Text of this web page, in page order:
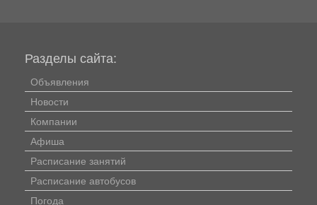
Разделы сайта:
Объявления
Новости
Компании
Афиша
Расписание занятий
Расписание автобусов
Погода